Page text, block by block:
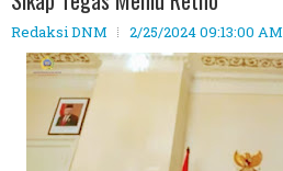
Redaksi DNM 2/25/2024 09:13:00 AM